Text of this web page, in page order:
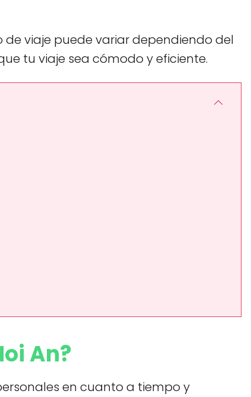
de viaje puede variar dependiendo del
tu viaje sea cómodo y eficiente.
An?
en cuanto a tiempo y